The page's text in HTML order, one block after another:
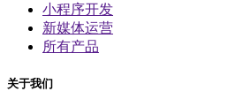
小程序开发
新媒体运营
所有产品
关于我们